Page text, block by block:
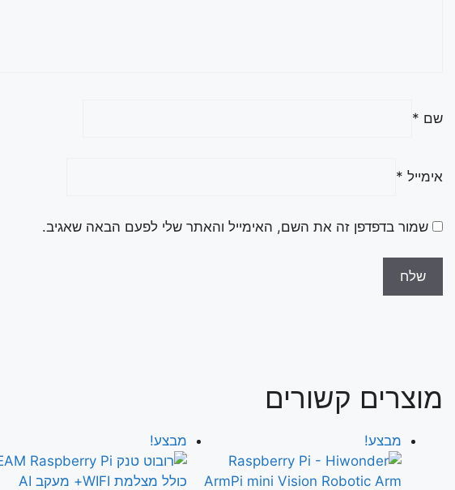
שם *
אימייל *
שמור בדפדפן זה את השם, האימייל והאתר שלי לפעם הבאה שאגיב.
מוצרים קשורים
מבצע! מבצע!